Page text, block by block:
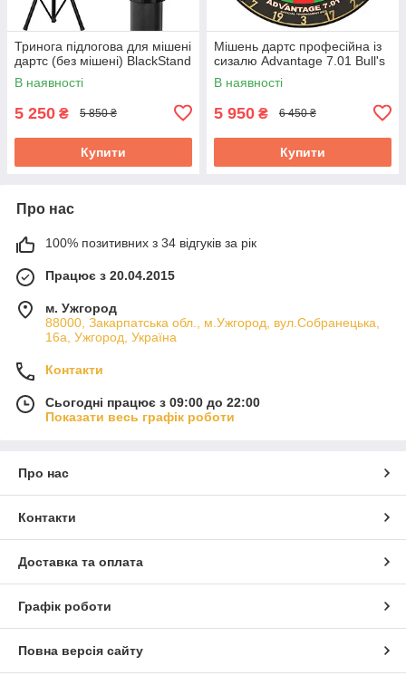
Тринога підлогова для мішені
дартс (без мішені) BlackStand
В наявності
5 250 ₴ 5 850 ₴
Купити
Мішень дартс професійна із
сизалю Advantage 7.01 Bull's
В наявності
5 950 ₴ 6 450 ₴
Купити
Про нас
100% позитивних з 34 відгуків за рік
Працює з 20.04.2015
м. Ужгород
88000, Закарпатська обл., м.Ужгород, вул.Собранецька,
16а, Ужгород, Україна
Контакти
Сьогодні працює з 09:00 до 22:00
Показати весь графік роботи
Про нас
Контакти
Доставка та оплата
Графік роботи
Повна версія сайту